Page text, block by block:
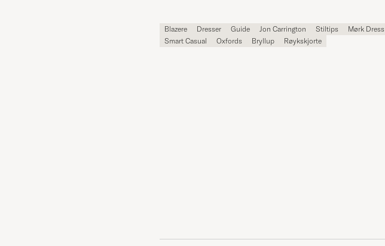
Blazere Dresser Guide Jon Carrington Stiltips Mørk Dress
Smart Casual
Oxfords Bryllup Røykskjorte